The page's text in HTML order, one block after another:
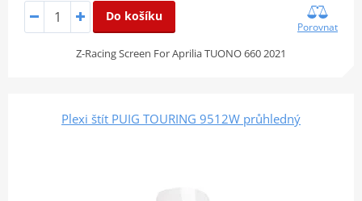
Do košíku
Porovnat
Z-Racing Screen For Aprilia TUONO 660 2021
Plexi štít PUIG TOURING 9512W průhledný